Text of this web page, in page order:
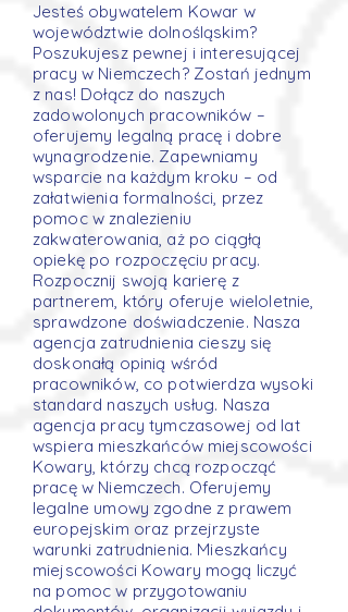
Jesteś obywatelem Kowar w
województwie dolnośląskim?
Poszukujesz pewnej i interesującej
pracy w Niemczech? Zostań jednym
z nas! Dołącz do naszych
zadowolonych pracowników –
oferujemy legalną pracę i dobre
wynagrodzenie. Zapewniamy
wsparcie na każdym kroku – od
załatwienia formalności, przez
pomoc w znalezieniu
zakwaterowania, aż po ciągłą
opiekę po rozpoczęciu pracy.
Rozpocznij swoją karierę z
partnerem, który oferuje wieloletnie,
sprawdzone doświadczenie. Nasza
agencja zatrudnienia cieszy się
doskonałą opinią wśród
pracowników, co potwierdza wysoki
standard naszych usług. Nasza
agencja pracy tymczasowej od lat
wspiera mieszkańców miejscowości
Kowary, którzy chcą rozpocząć
pracę w Niemczech. Oferujemy
legalne umowy zgodne z prawem
europejskim oraz przejrzyste
warunki zatrudnienia. Mieszkańcy
miejscowości Kowary mogą liczyć
na pomoc w przygotowaniu